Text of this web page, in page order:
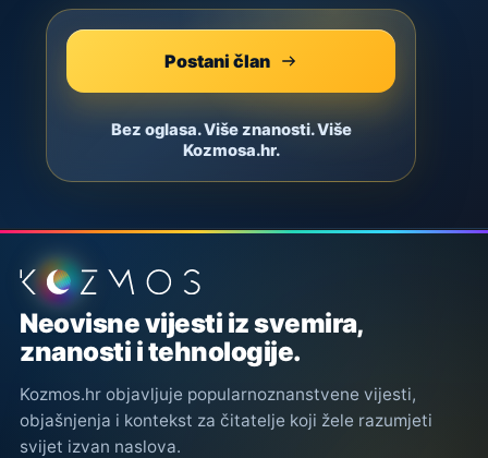
Postani član
Bez oglasa. Više znanosti. Više
Kozmosa.hr.
Podnožje stranice
Neovisne vijesti iz svemira,
znanosti i tehnologije.
Kozmos.hr objavljuje popularnoznanstvene vijesti,
objašnjenja i kontekst za čitatelje koji žele razumjeti
svijet izvan naslova.